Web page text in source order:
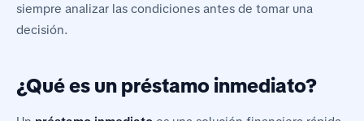
siempre analizar las condiciones antes de tomar una
decisión.
¿Qué es un préstamo inmediato?